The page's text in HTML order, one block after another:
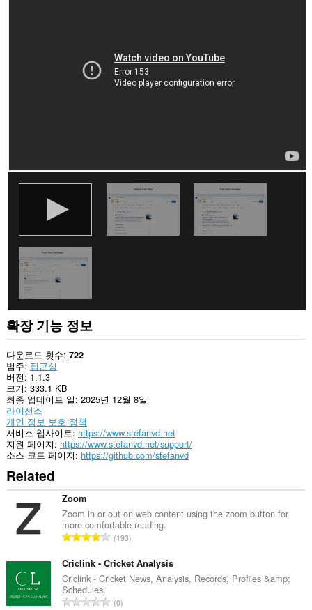
할
확장 기능 정보
다운로드 횟수 722
범주 접근성
버전 1.1.3
크기 333.1 KB
최종 업데이트 일 2025년 12월 8일
라이선스
개인 정보 보호 정책
서비스 웹사이트 https://www.stefanvd.net
지원 페이지 https://www.stefanvd.net/support/
소스 코드 페이지 https://github.com/stefanvd
Related
Zoom
Zoom in or out on web content using the zoom button for
more comfortable reading.
총
급
수
193
Criclink - Cricket Analysis
Criclink - Cricket News, Analysis, Records, Profiles &amp;
Schedules.
총
0